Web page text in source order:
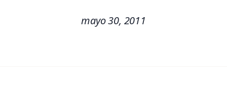
mayo 30, 2011